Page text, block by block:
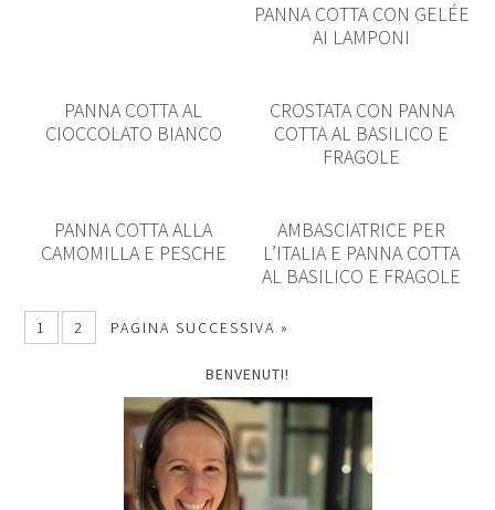
PANNA COTTA CON GELÉE
AI LAMPONI
PANNA COTTA AL
CIOCCOLATO BIANCO
CROSTATA CON PANNA
COTTA AL BASILICO E
FRAGOLE
PANNA COTTA ALLA
CAMOMILLA E PESCHE
AMBASCIATRICE PER
L’ITALIA E PANNA COTTA
AL BASILICO E FRAGOLE
1 2 PAGINA SUCCESSIVA »
BENVENUTI!